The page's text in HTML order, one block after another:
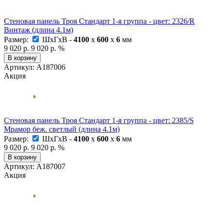
Стеновая панель Троя Стандарт 1-я группа - цвет: 2326/R
Винтаж (длина 4.1м)
Размер:
ШxГxВ - 4100 x 600 x 6 мм
9 020 р. 9 020 р. %
В корзину
Артикул: А187006
Акция
Стеновая панель Троя Стандарт 1-я группа - цвет: 2385/S
Мрамор беж. светлый (длина 4.1м)
Размер:
ШxГxВ - 4100 x 600 x 6 мм
9 020 р. 9 020 р. %
В корзину
Артикул: А187007
Акция